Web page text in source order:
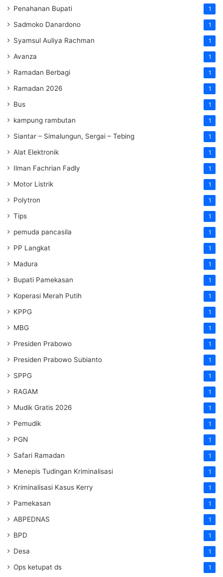
Penahanan Bupati 1
Sadmoko Danardono 1
Syamsul Auliya Rachman 1
Avanza 1
Ramadan Berbagi 1
Ramadan 2026 1
Bus 1
kampung rambutan 1
Siantar – Simalungun, Sergai – Tebing 1
Alat Elektronik 1
Ilman Fachrian Fadly 1
Motor Listrik 1
Polytron 1
Tips 1
pemuda pancasila 1
PP Langkat 1
Madura 1
Bupati Pamekasan 1
Koperasi Merah Putih 1
KPPG 1
MBG 1
Presiden Prabowo 1
Presiden Prabowo Subianto 1
SPPG 1
RAGAM 1
Mudik Gratis 2026 1
Pemudik 1
PGN 1
Safari Ramadan 1
Menepis Tudingan Kriminalisasi 1
Kriminalisasi Kasus Kerry 1
Pamekasan 1
ABPEDNAS 1
BPD 1
Desa 1
Ops ketupat ds 1